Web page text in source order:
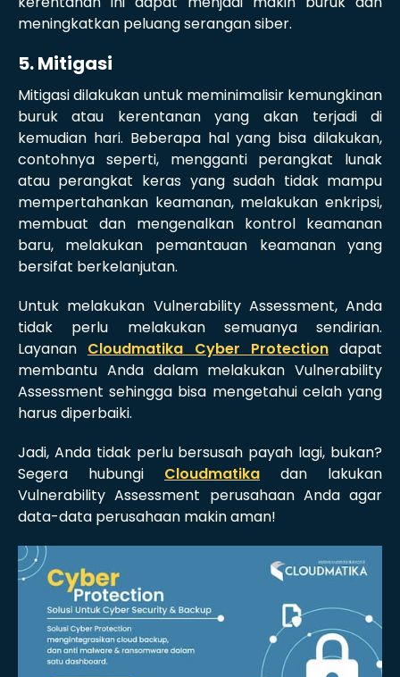
meningkatkan peluang serangan siber.
5. Mitigasi
Mitigasi dilakukan untuk meminimalisir kemungkinan
buruk atau kerentanan yang akan terjadi di
kemudian hari. Beberapa hal yang bisa dilakukan,
contohnya seperti, mengganti perangkat lunak
atau perangkat keras yang sudah tidak mampu
mempertahankan keamanan, melakukan enkripsi,
membuat dan mengenalkan kontrol keamanan
baru, melakukan pemantauan keamanan yang
bersifat berkelanjutan.
Untuk melakukan Vulnerability Assessment, Anda
tidak perlu melakukan semuanya sendirian.
Layanan Cloudmatika Cyber Protectiondapat
membantu Anda dalam melakukan Vulnerability
Assessment sehingga bisa mengetahui celah yang
harus diperbaiki.
Jadi, Anda tidak perlu bersusah payah lagi, bukan?
Segera hubungi Cloudmatika dan lakukan
Vulnerability Assessment perusahaan Anda agar
data-data perusahaan makin aman!